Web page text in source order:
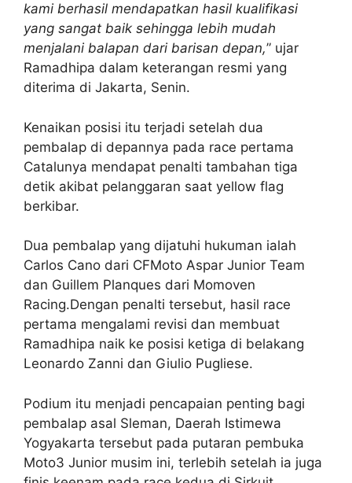
kami berhasil mendapatkan hasil kualifikasi
yang sangat baik sehingga lebih mudah
menjalani balapan dari barisan depan,” ujar
Ramadhipa dalam keterangan resmi yang
diterima di Jakarta, Senin.
Kenaikan posisi itu terjadi setelah dua
pembalap di depannya pada race pertama
Catalunya mendapat penalti tambahan tiga
detik akibat pelanggaran saat yellow flag
berkibar.
Dua pembalap yang dijatuhi hukuman ialah
Carlos Cano dari CFMoto Aspar Junior Team
dan Guillem Planques dari Momoven
Racing.Dengan penalti tersebut, hasil race
pertama mengalami revisi dan membuat
Ramadhipa naik ke posisi ketiga di belakang
Leonardo Zanni dan Giulio Pugliese.
Podium itu menjadi pencapaian penting bagi
pembalap asal Sleman, Daerah Istimewa
Yogyakarta tersebut pada putaran pembuka
Moto3 Junior musim ini, terlebih setelah ia juga